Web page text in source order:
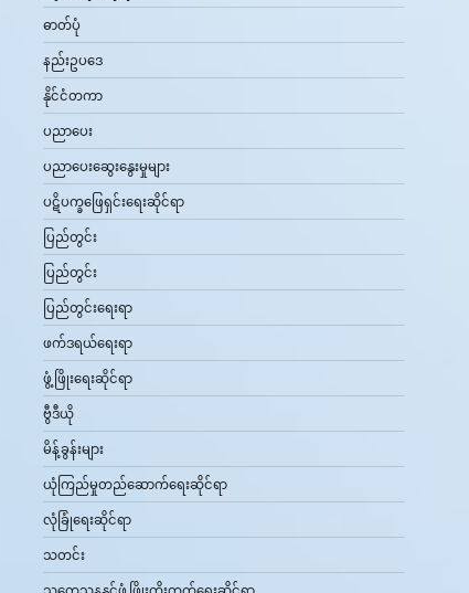
ဓာတ်ပုံ
နည်းဥပဒေ
နိုင်ငံတကာ
ပညာပေး
ပညာပေးဆွေးနွေးမှုများ
ပဋိပက္ခဖြေရှင်းရေးဆိုင်ရာ
ပြည်တွင်း
ပြည်တွင်း
ပြည်တွင်းရေးရာ
ဖက်ဒရယ်ရေးရာ
ဖွံ့ဖြိုးရေးဆိုင်ရာ
ဗွီဒီယို
မိန့်ခွန်းများ
ယုံကြည်မှုတည်ဆောက်ရေးဆိုင်ရာ
လုံခြုံရေးဆိုင်ရာ
သတင်း